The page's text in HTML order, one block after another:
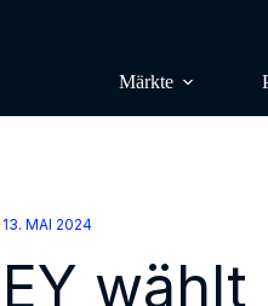
Märkte
13. MAI 2024
EY